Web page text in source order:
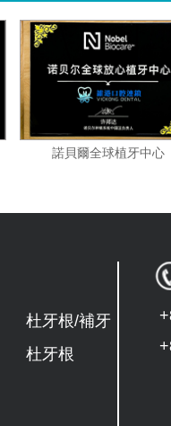
諾貝爾全球植
杜牙根/補牙
杜牙根